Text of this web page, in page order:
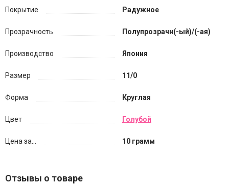
Покрытие Радужное
Прозрачность Полупрозрачн(-ый)/(-ая)
Производство Япония
Размер 11/0
Форма Круглая
Цвет Голубой
Цена за... 10 грамм
Отзывы о товаре